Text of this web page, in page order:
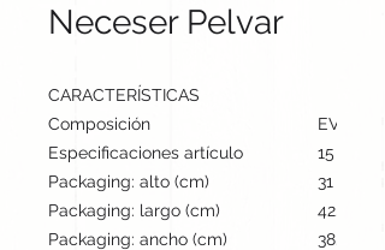
Neceser Pelvar
CARACTERÍSTICAS
Composición
EVA
Especificaciones artículo
15 cm /
Packaging: alto (cm)
31
Packaging: largo (cm)
42.5
Packaging: ancho (cm)
38.5